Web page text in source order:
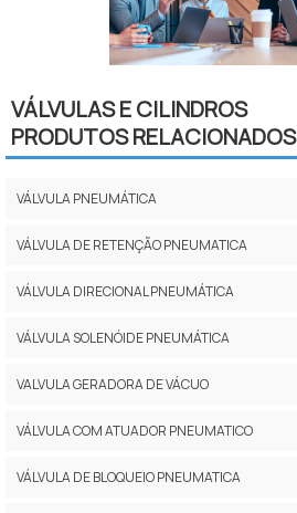
VÁLVULAS E CILINDROS
PRODUTOS RELACIONADOS
VÁLVULA PNEUMÁTICA
VÁLVULA DE RETENÇÃO PNEUMATICA
VÁLVULA DIRECIONAL PNEUMÁTICA
VÁLVULA SOLENÓIDE PNEUMÁTICA
VALVULA GERADORA DE VÁCUO
VÁLVULA COM ATUADOR PNEUMATICO
VÁLVULA DE BLOQUEIO PNEUMATICA